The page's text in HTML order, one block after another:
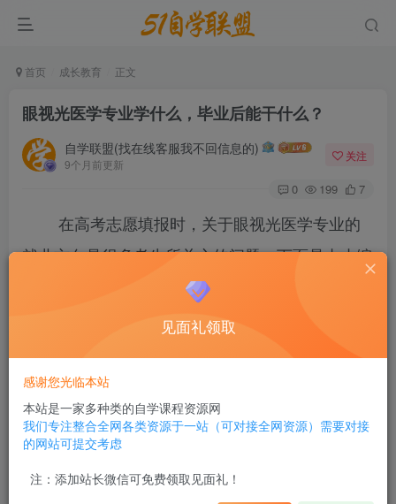
首页 成长教育 正文
眼视光医学专业学什么，毕业后能干什么？
自学联盟(找在线客服我不回信息的)
9个月前更新
关注
0 199 7
在高考志愿填报时，关于眼视光医学专业的
就业方向是很多考生所关心的问题。下面是由小编
编辑为大家整理的“眼视光医学专业学什么，毕业
后能干什么？”，仅供参考，欢迎大家阅读本文。
见面礼领取
感谢您光临本站
本站是一家多种类的自学课程资源网
我们专注整合全网各类资源于一站（可对接全网资源）需要对接
的网站可提交考虑
注：添加站长微信可免费领取见面礼！